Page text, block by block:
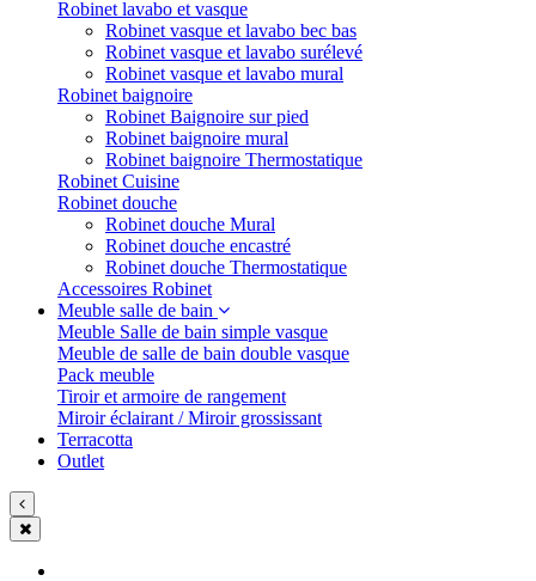
Robinet lavabo et vasque
Robinet vasque et lavabo bec bas
Robinet vasque et lavabo surélevé
Robinet vasque et lavabo mural
Robinet baignoire
Robinet Baignoire sur pied
Robinet baignoire mural
Robinet baignoire Thermostatique
Robinet Cuisine
Robinet douche
Robinet douche Mural
Robinet douche encastré
Robinet douche Thermostatique
Accessoires Robinet
Meuble salle de bain
Meuble Salle de bain simple vasque
Meuble de salle de bain double vasque
Pack meuble
Tiroir et armoire de rangement
Miroir éclairant / Miroir grossissant
Terracotta
Outlet